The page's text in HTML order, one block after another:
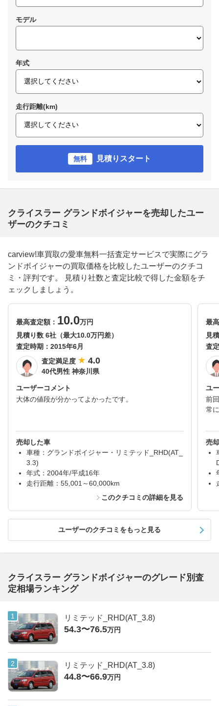
モデル
年式
走行距離(km)
無料 見積りスタート
クライスラー グランドボイジャーを売却したユー
ザーのクチコミ
carview!車買取の愛車無料一括査定サービスで実際にグラ
ンドボイジャーの買取価格を比較したユーザーのクチコ
ミ・評判です。 見積り社数と査定比較で得した金額をチ
ェックしましょう。
最高査定額： 10.0万円
見積り数 6社（最大10.0万円差）
査定時期： 2015年6月
査定満足度
4.0
40代男性 神奈川県
ユーザーコメント
大体の値段が分かってよかったです。
売却した車
車種：グランドボイジャー・リミテッド_RHD(AT_
3.3)
年式：2004年/平成16年
走行距離：55,001～60,000km
このクチコミの詳細を見る
最
見
査
ユ
前
常
売
ユーザーのクチコミをもっと見る
クライスラー グランドボイジャーのグレード別査
定相場ランキング
リミテッド_RHD(AT_3.8)
54.3〜76.5万円
リミテッド_RHD(AT_3.8)
44.8〜66.9万円